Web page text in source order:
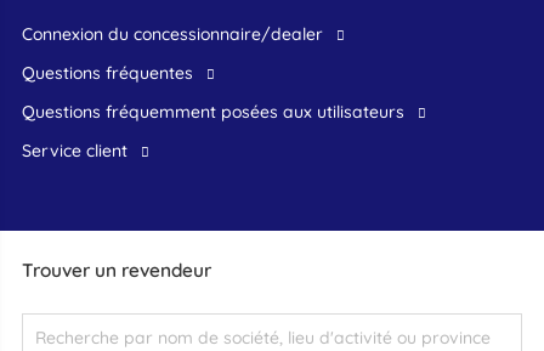
Trouver un revendeur
connexion du concessionnaire/dealer
Questions fréquentes
questions fréquemment posées aux utilisateurs
service client